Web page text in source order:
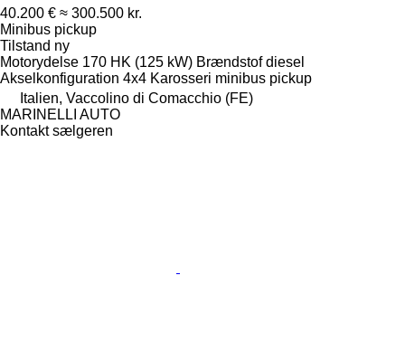
40.200 € ≈ 300.500 kr.
Minibus pickup
Tilstand ny
Motorydelse 170 HK (125 kW) Brændstof diesel
Akselkonfiguration 4x4 Karosseri minibus pickup
Italien, Vaccolino di Comacchio (FE)
MARINELLI AUTO
Kontakt sælgeren